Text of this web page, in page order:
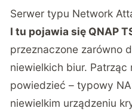
Serwer typu Network
I tu pojawia się QNAP
przeznaczone zarówno
niewielkich biur. Patrząc
powiedzieć – typowy
niewielkim urządzeniu